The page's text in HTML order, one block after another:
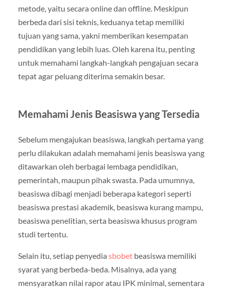
metode, yaitu secara online dan offline. Meskipun
berbeda dari sisi teknis, keduanya tetap memiliki
tujuan yang sama, yakni memberikan kesempatan
pendidikan yang lebih luas. Oleh karena itu, penting
untuk memahami langkah-langkah pengajuan secara
tepat agar peluang diterima semakin besar.
Memahami Jenis Beasiswa yang Tersedia
Sebelum mengajukan beasiswa, langkah pertama yang
perlu dilakukan adalah memahami jenis beasiswa yang
ditawarkan oleh berbagai lembaga pendidikan,
pemerintah, maupun pihak swasta. Pada umumnya,
beasiswa dibagi menjadi beberapa kategori seperti
beasiswa prestasi akademik, beasiswa kurang mampu,
beasiswa penelitian, serta beasiswa khusus program
studi tertentu.
Selain itu, setiap penyedia sbobetbeasiswa memiliki
syarat yang berbeda-beda. Misalnya, ada yang
mensyaratkan nilai rapor atau IPK minimal, sementara